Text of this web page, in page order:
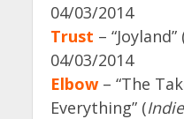
04/03/2014
Trust – “Joyland”
04/03/2014
Elbow– “The
Everything” (